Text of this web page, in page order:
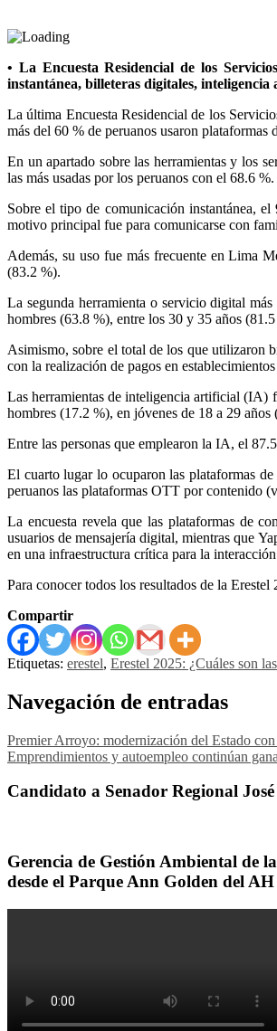
• La Encuesta Residencial de los
instantánea, billeteras digitales,
La última Encuesta Residencial de los
más del 60 % de peruanos usaron
En un apartado sobre las herramientas y los
las más usadas por los peruanos con el 68.6 %.
Sobre el tipo de comunicación instantánea,
motivo principal fue para comunicarse con
Además, su uso fue más frecuente en Lima
(83.2 %).
La segunda herramienta o servicio digital
hombres (63.8 %), entre los 30 y 35 años
Asimismo, sobre el total de los que utilizaron
con la realización de pagos en
Las herramientas de inteligencia artificial (IA)
hombres (17.2 %), en jóvenes de 18 a 29
Entre las personas que emplearon la IA, el
El cuarto lugar lo ocuparon las plataformas
peruanos las plataformas OTT por contenido
La encuesta revela que las plataformas de
usuarios de mensajería digital, mientras que
en una infraestructura crítica para la
Para conocer todos los resultados de la
Compartir
Etiquetas: erestel, Erestel 2025: ¿Cuáles son
Navegación de entradas
Premier Arroyo: modernización del Estado
Emprendimientos y autoempleo continúan
Candidato a Senador Regional
Gerencia de Gestión Ambiental de
desde el Parque Ann Golden del